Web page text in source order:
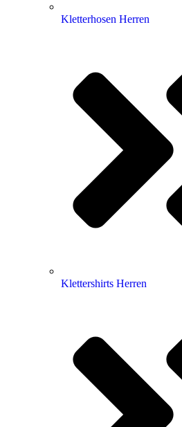
Kletterhosen Herren
Klettershirts Herren